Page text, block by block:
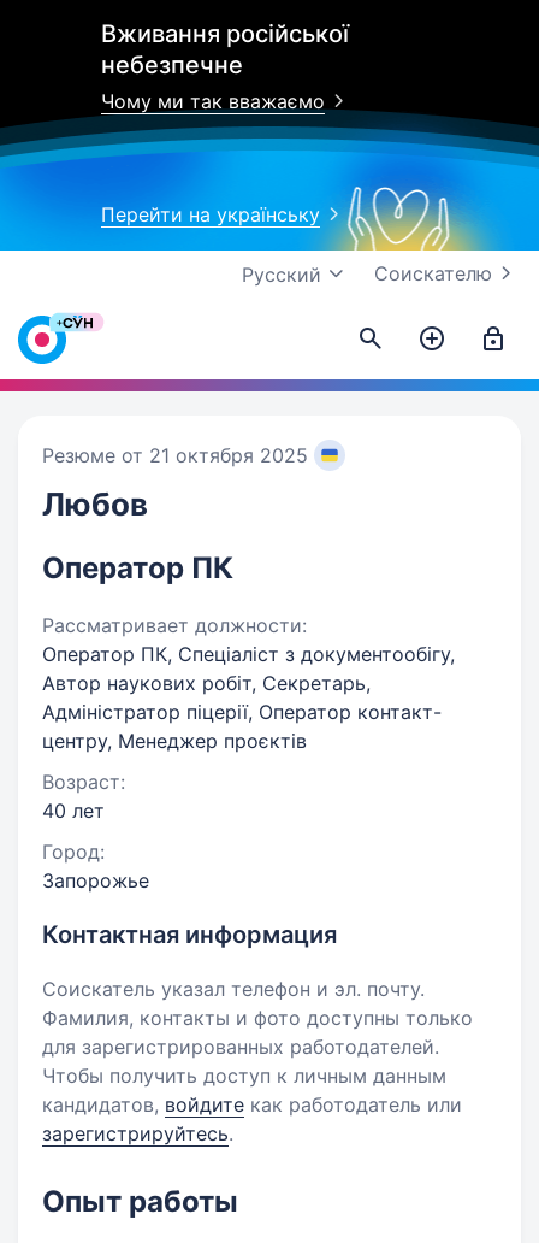
Вживання російської
небезпечне
Чому ми так вважаємо
Перейти на українську
Соискателю
Русский
Резюме от 21 октября 2025
Любов
Оператор ПК
Рассматривает должности:
Оператор ПК, Спеціаліст з документообігу,
Автор наукових робіт, Секретарь,
Адміністратор піцерії, Оператор контакт-
центру, Менеджер проєктів
Возраст:
40 лет
Город:
Запорожье
Контактная информация
Соискатель указал телефон и эл. почту.
Фамилия, контакты и фото доступны только
для зарегистрированных работодателей.
Чтобы получить доступ к личным данным
кандидатов, войдите как работодатель или
зарегистрируйтесь.
Опыт работы